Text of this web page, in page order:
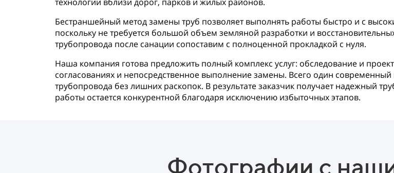
Бестраншейный метод замены труб позволяет выполнять работы быстро и с
поскольку не требуется большой объем земляной разработки и
трубопровода после санации сопоставим с полноценной прокладкой с нуля.
Наша компания готова предложить полный комплекс услуг: обследование и
согласованиях и непосредственное выполнение замены. Всего один
трубопровода без лишних раскопок. В результате заказчик получает надежный
работы остается конкурентной благодаря исключению избыточных этапов.
Фотографии с